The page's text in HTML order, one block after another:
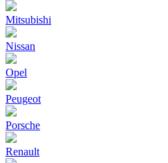
Mitsubishi
Nissan
Opel
Peugeot
Porsche
Renault